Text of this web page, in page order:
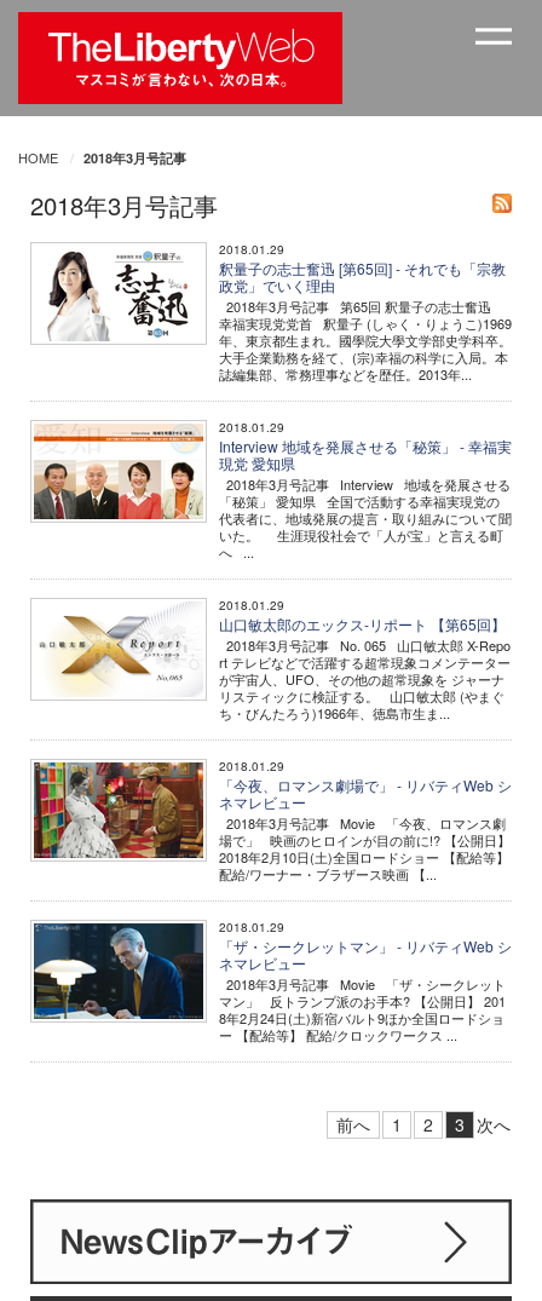
HOME 2018年3月号記事
2018年3月号記事
2018.01.29
釈量子の志士奮迅 [第65回] - それでも「宗教
政党」でいく理由
2018年3月号記事 第65回 釈量子の志士奮迅
幸福実現党党首 釈量子 (しゃく・りょうこ)1969
年、東京都生まれ。國學院大學文学部史学科卒。
大手企業勤務を経て、(宗)幸福の科学に入局。本
誌編集部、常務理事などを歴任。2013年...
2018.01.29
Interview 地域を発展させる「秘策」 - 幸福実
現党 愛知県
2018年3月号記事 Interview 地域を発展させる
「秘策」 愛知県 全国で活動する幸福実現党の
代表者に、地域発展の提言・取り組みについて聞
いた。 生涯現役社会で「人が宝」と言える町
へ ...
2018.01.29
山口敏太郎のエックス-リポート 【第65回】
2018年3月号記事 No. 065 山口敏太郎 X-Repo
rt テレビなどで活躍する超常現象コメンテーター
が宇宙人、UFO、その他の超常現象を ジャーナ
リスティックに検証する。 山口敏太郎 (やまぐ
ち・びんたろう)1966年、徳島市生ま...
2018.01.29
「今夜、ロマンス劇場で」 - リバティWeb シ
ネマレビュー
2018年3月号記事 Movie 「今夜、ロマンス劇
場で」 映画のヒロインが目の前に!? 【公開日】
2018年2月10日(土)全国ロードショー 【配給等】
配給/ワーナー・ブラザース映画 【...
2018.01.29
「ザ・シークレットマン」 - リバティWeb シ
ネマレビュー
2018年3月号記事 Movie 「ザ・シークレット
マン」 反トランプ派のお手本? 【公開日】 201
8年2月24日(土)新宿バルト9ほか全国ロードショ
ー 【配給等】 配給/クロックワークス ...
前へ 1 2 3 次へ